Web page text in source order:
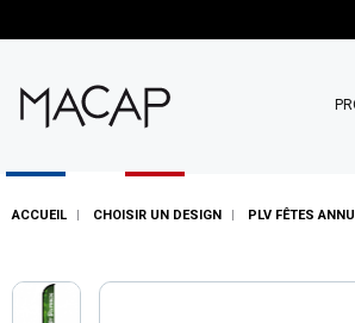
ACCUEIL CHOISIR UN DESIGN PLV FÊTES